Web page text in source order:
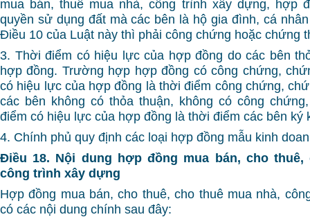
mua bán, thuê mua nhà, công trình xây dựng, hợp
quyền sử dụng đất mà các bên là hộ gia đình, cá
Điều 10 của Luật này thì phải công chứng hoặc chứng
3. Thời điểm có hiệu lực của hợp đồng do các bên
hợp đồng. Trường hợp hợp đồng có công chứng,
có hiệu lực của hợp đồng là thời điểm công chứng,
các bên không có thỏa thuận, không có công
điểm có hiệu lực của hợp đồng là thời điểm các bên ký
4. Chính phủ quy định các loại hợp đồng mẫu kinh
Điều 18. Nội dung hợp đồng mua bán, cho thuê,
công trình xây dựng
Hợp đồng mua bán, cho thuê, cho thuê mua nhà,
có các nội dung chính sau đây: